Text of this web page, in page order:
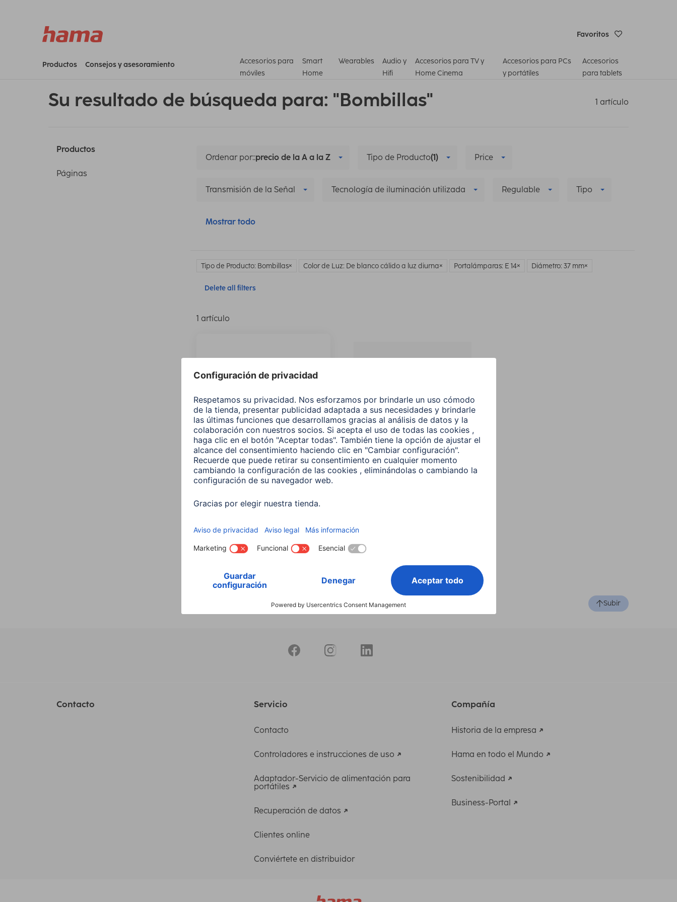
Favoritos
Productos Consejos y asesoramiento
Accesorios para
móviles
Smart
Home
Wearables
Audio y
Hifi
Accesorios para TV y
Home Cinema
Accesorios para PCs
y portátiles
Accesorios
para tablets
Su resultado de búsqueda para: "Bombillas" 1 artículo
Productos
Páginas
Ordenar por::precio de la A a la Z Tipo de Producto(1) Price
Transmisión de la Señal Tecnología de iluminación utilizada Regulable Tipo
Mostrar todo
Tipo de Producto: Bombillas Color de Luz: De blanco cálido a luz diurna Portalámparas: E 14 Diámetro: 37 mm
Delete all filters
1 artículo
Hama Lámpara LED WLAN
,E14, 5,5 W, RGBW, Regulable,
Vela, Para control por voz
¿No
producto que
buscas?
Buscar entre todos
nuestros
productos
Subir
Contacto Servicio
Contacto
Controladores e instrucciones de uso
Adaptador-Servicio de alimentación para
portátiles
Recuperación de datos
Clientes online
Conviértete en distribuidor
Compañía
Historia de la empresa
Hama en todo el Mundo
Sostenibilidad
Business-Portal